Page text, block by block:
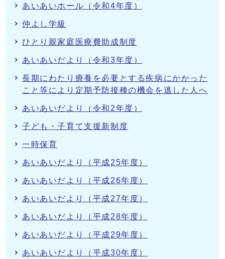
あいあいホール（令和4年度）
仲よし学級
ひとり親家庭医療費助成制度
あいあいだより（令和3年度）
長期にわたり療養を必要とする疾病にかかった
こと等により定期予防接種の機会を逃した人へ
あいあいだより（令和2年度）
子ども・子育て支援新制度
一時保育
あいあいだより（平成25年度）
あいあいだより（平成26年度）
あいあいだより（平成27年度）
あいあいだより（平成28年度）
あいあいだより（平成29年度）
あいあいだより（平成30年度）